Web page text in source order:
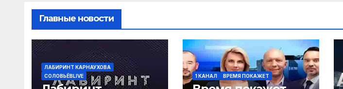
Главные новости
ЛАБИРИНТ КАРНАУХОВА
СОЛОВЬЁВLIVE
1 КАНАЛ ВРЕМЯ ПОКАЖЕТ